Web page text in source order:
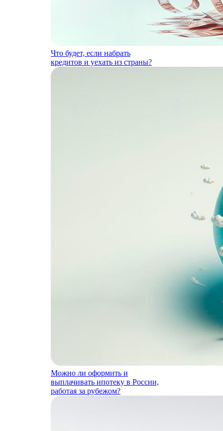
Что будет, если набрать
кредитов и уехать из страны?
Можно ли оформить и
выплачивать ипотеку в России,
работая за рубежом?